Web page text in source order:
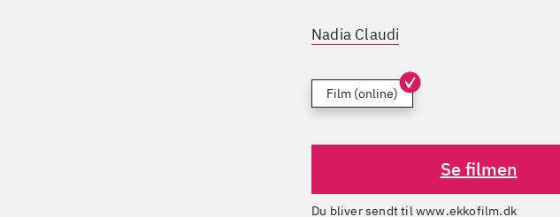
Nadia Claudi
Film (online)
Se filmen
Du bliver sendt til www.ekkofilm.dk